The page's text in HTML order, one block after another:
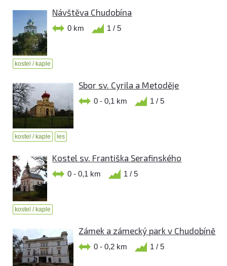
Návštěva Chudobína
0 km 1 / 5
kostel / kaple
Sbor sv. Cyrila a Metoděje
0 - 0,1 km 1 / 5
kostel / kaple les
Kostel sv. Františka Serafinského
0 - 0,1 km 1 / 5
kostel / kaple
Zámek a zámecký park v Chudobíně
0 - 0,2 km 1 / 5